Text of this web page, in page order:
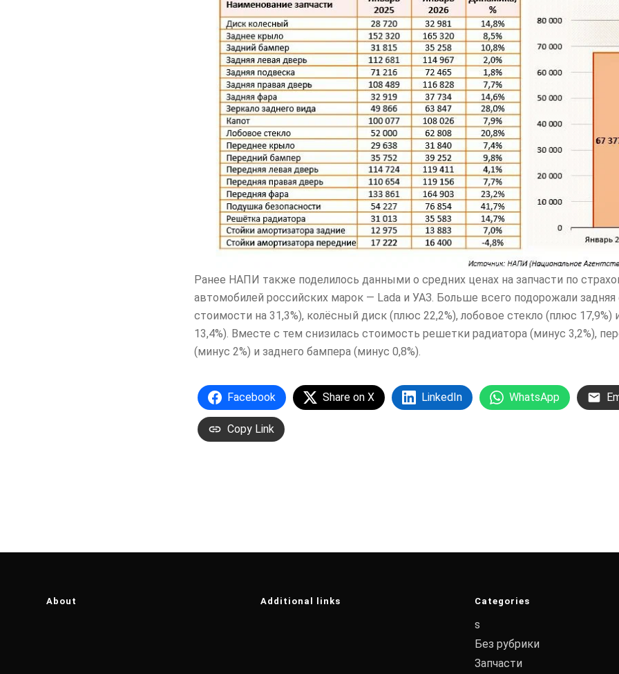
Ранее НАПИ также поделилось данными о средних ценах на запчасти по
автомобилей российских марок — Lada и УАЗ. Больше всего подорожали задняя
стоимости на 31,3%), колёсный диск (плюс 22,2%), лобовое стекло (плюс
13,4%). Вместе с тем снизилась стоимость решетки радиатора (минус 3,2%),
(минус 2%) и заднего бампера (минус 0,8%).
Facebook Share on X LinkedIn WhatsApp
Copy Link
About Additional links Categories
s
Без рубрики
Запчасти